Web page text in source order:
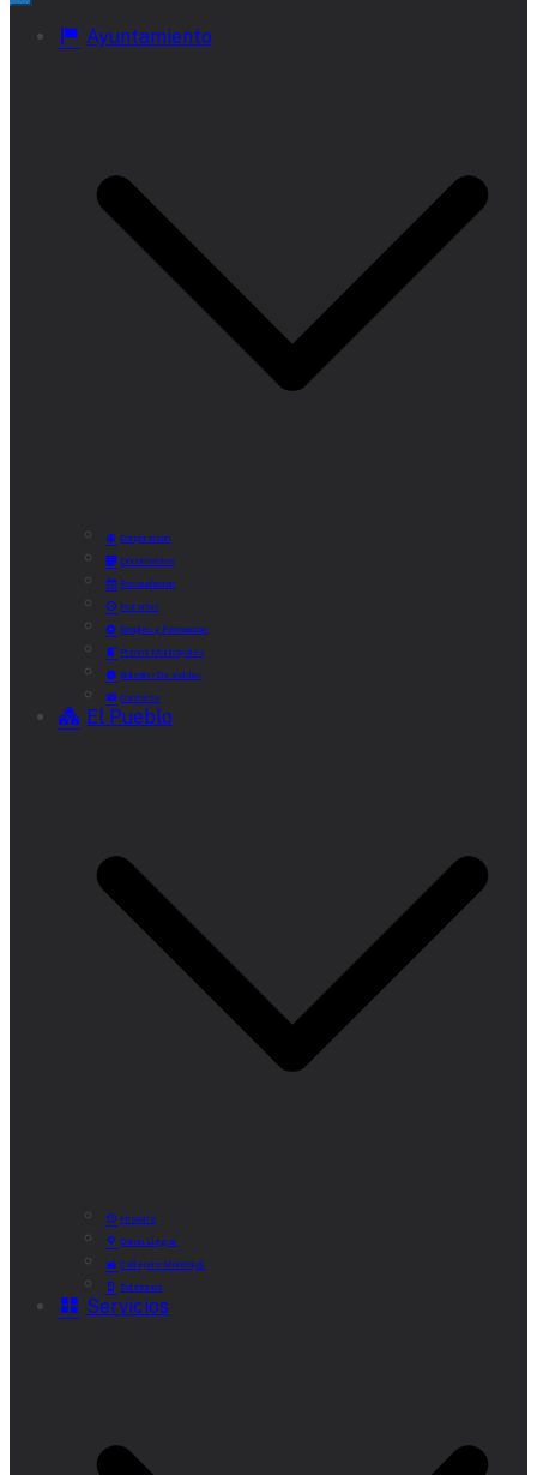
Ayuntamiento
Corporación
Documentos
Recaudación
Horarios
Empleo y Formación
Plenos Municipales
Boletín «De Valde»
Contacta
El Pueblo
Historia
Cómo Llegar
Callejero Municipal
Teléfonos
Servicios